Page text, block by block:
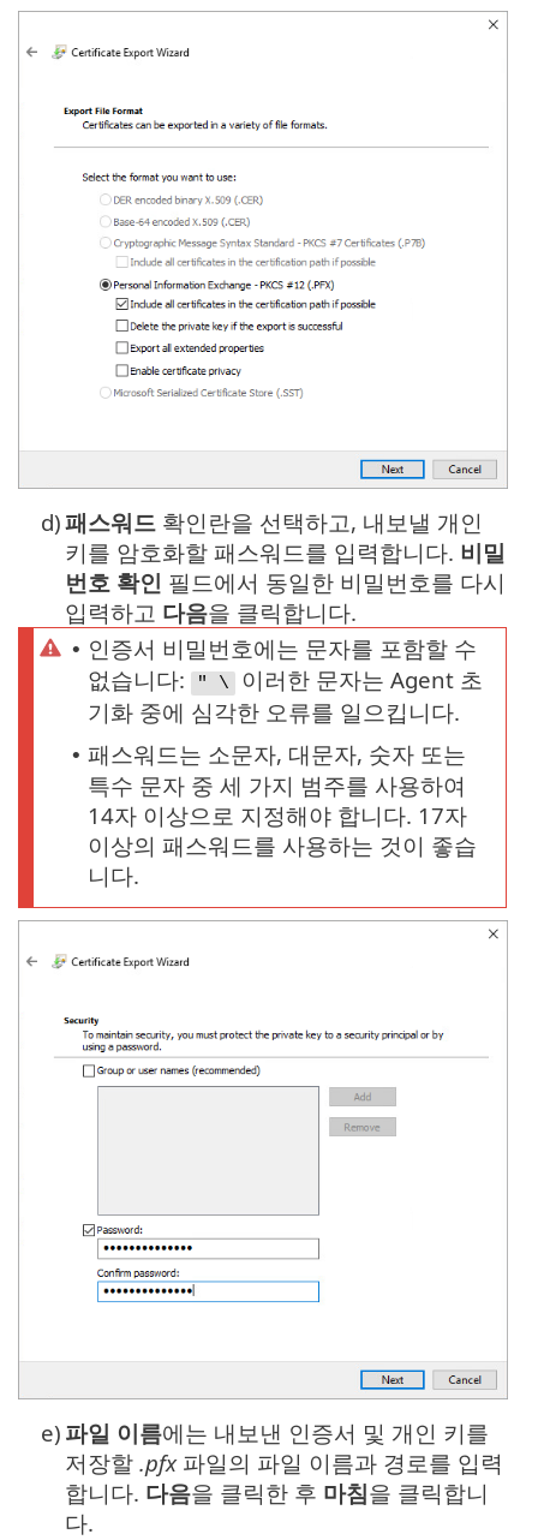
d)패스워드 확인란을 선택하고, 내보낼 개인
키를 암호화할 패스워드를 입력합니다. 비밀
번호 확인 필드에서 동일한 비밀번호를 다시
입력하고 다음을 클릭합니다.
• 인증서 비밀번호에는 문자를 포함할 수
없습니다:
" \
이러한 문자는 Agent 초
기화 중에 심각한 오류를 일으킵니다.
• 패스워드는 소문자, 대문자, 숫자 또는
특수 문자 중 세 가지 범주를 사용하여
14자 이상으로 지정해야 합니다. 17자
이상의 패스워드를 사용하는 것이 좋습
니다.
e) 파일 이름에는 내보낸 인증서 및 개인 키를
저장할 .pfx파일의 파일 이름과 경로를 입력
합니다. 다음을 클릭한 후 마침을 클릭합니
다.